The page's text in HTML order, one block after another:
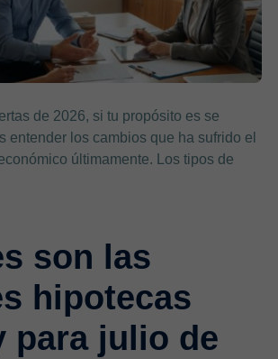
de 2026, si tu propósito es se
entender los cambios que ha sufrido el
últimamente. Los tipos de
son las
hipotecas
para julio de